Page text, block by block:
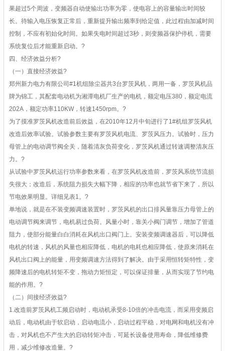
果超过5个周波，变频器自动使输出功率为零，使电容上的容量输出时间较
长。待输入电压恢复正常后，重新提升输出频率到给定值，此过程由加减时间
控制，不应有初始化时间。如果失电时间超过3秒，则变频器保护停机，需要
系统复位后才能重新启动。 ?
四、经济效益分析?
（一）直接经济效益?
郑州新力电力有限公司#1机组除尘器共3台罗茨风机，两用一备，罗茨风机品
牌为锦工，其配套电动机为湘潭电机厂生产的电机，额定电压380，额定电流
202A，额定功率110KW，转速1450rpm。 ?
为了摸准罗茨风机改造前后效益，在2010年12月中旬进行了1#机组罗茨风机
改造后效率试验。试验参数主要有罗茨风机电流、罗茨风压力。试验时，压力
母管上的电动调节阀全关，随着清灰负荷变化，罗茨风机通过转速调整清灰压
力。 ?
从试验中罗茨风机运行功率参数来看，在罗茨风机改造前，罗茨风系统节流损
失很大；改造后，系统阻力损失大幅下降，相应的功率也就节省下来了，所以
节电效果明显。详细见表1。 ?
单地说，就是在不装变频调速装置时，罗茨风机的出口排风量靠压力母管上的
电动调节阀来调节，电机易过负荷。风量小时，靠关小阀门调节，增加了管道
阻力，使部分能量白白消耗在风机出口阀门上。安装变频调速器后，可以降低
电机的转速，风机的风量也相应降低，电机的电耗也相应降低，使原来消耗在
风机出口阀上的能量，用变频调速方法得到了解决。由于采用恒转矩特性，变
频降速后的电机转矩不变，拖动力矩恒定，可以保证排量，从而实现了节约电
能的作用。 ?
（二）间接经济效益?
1.改造前罗茨风机工频启动时，电动机承受8-10倍的冲击电流，而采用变频启
动后，电动机由于软启动，启动电流小，启动过程平稳，对电网和电机没有冲
击，对风机也不产生大的启动转矩冲击，可延长设备使用寿命，降低维修费
用，减少维修改造量。 ?